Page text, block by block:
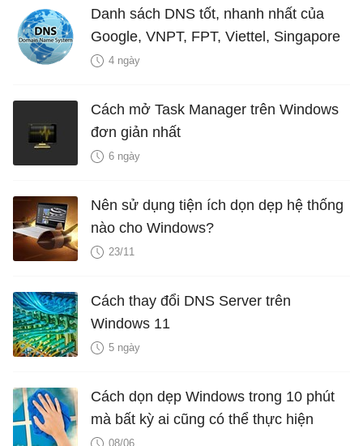
Danh sách DNS tốt, nhanh nhất của
Google, VNPT, FPT, Viettel, Singapore
4 ngày
Cách mở Task Manager trên Windows
đơn giản nhất
6 ngày
Nên sử dụng tiện ích dọn dẹp hệ thống
nào cho Windows?
23/11
Cách thay đổi DNS Server trên
Windows 11
5 ngày
Cách dọn dẹp Windows trong 10 phút
mà bất kỳ ai cũng có thể thực hiện
08/06